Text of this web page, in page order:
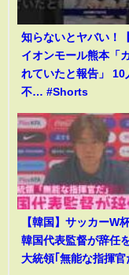
知らないとヤバい！
イオンモール熊本「
れていたと報告」 10
不… #Shorts
【韓国】サッカーW
韓国代表監督が辞任
大統領｢無能な指揮官